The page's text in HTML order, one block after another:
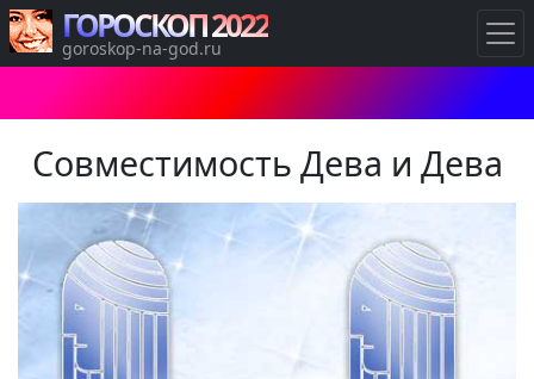
Совместимость Дева и Дева
ГОРОСКОП 2022
goroskop-na-god.ru